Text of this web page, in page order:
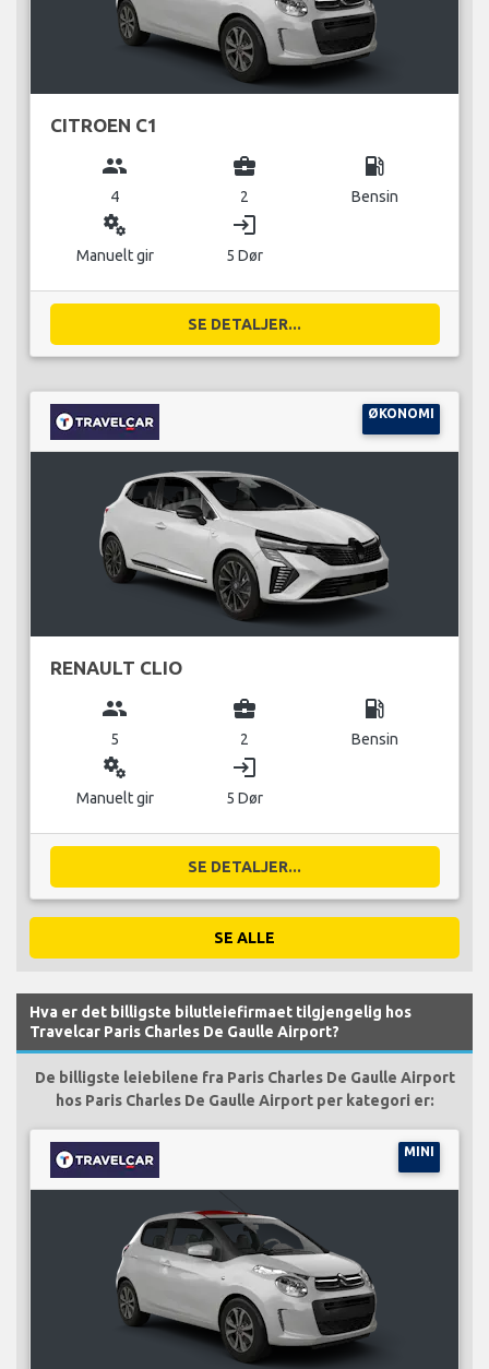
CITROEN C1
group
4
business_center
2
local_gas_station
Bensin
miscellaneous_services
Manuelt gir
login
5 Dør
SE DETALJER...
ØKONOMI
RENAULT CLIO
group
5
business_center
2
local_gas_station
Bensin
miscellaneous_services
Manuelt gir
login
5 Dør
SE DETALJER...
SE ALLE
Hva er det billigste bilutleiefirmaet tilgjengelig hos
Travelcar Paris Charles De Gaulle Airport?
De billigste leiebilene fra Paris Charles De Gaulle Airport
hos Paris Charles De Gaulle Airport per kategori er:
MINI